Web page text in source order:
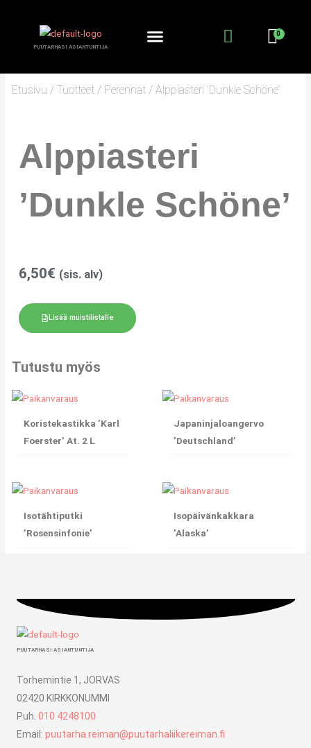
PUUTARHASI ASIANTUNTIJA
Etusivu /Tuotteet / Perennat / Alppiasteri ’Dunkle Schöne’
Alppiasteri
’Dunkle Schöne’
6,50€ (sis. alv)
Lisää muistilistalle
Tutustu myös
Koristekastikka ’Karl
Foerster’ At. 2 L
Japaninjaloangervo
’Deutschland’
Isotähtiputki
’Rosensinfonie’
Isopäivänkakkara
’Alaska’
PUUTARHASI ASIANTUNTIJA
Torhemintie 1, JORVAS
02420 KIRKKONUMMI
Puh. 010 4248100
Email: puutarha.reiman@puutarhaliikereiman.fi